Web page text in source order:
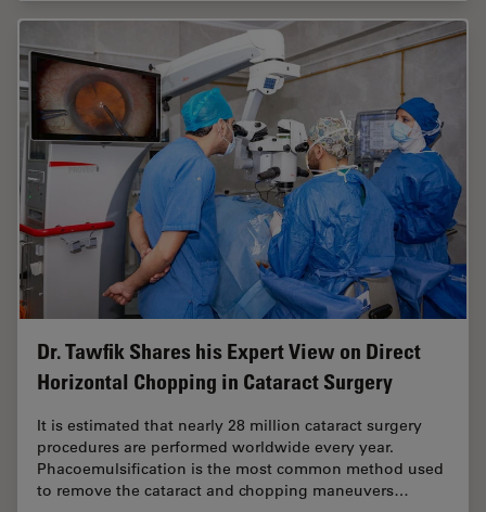
Dr. Tawfik Shares his Expert View on Direct
Horizontal Chopping in Cataract Surgery
It is estimated that nearly 28 million cataract surgery
procedures are performed worldwide every year.
Phacoemulsification is the most common method used
to remove the cataract and chopping maneuvers…